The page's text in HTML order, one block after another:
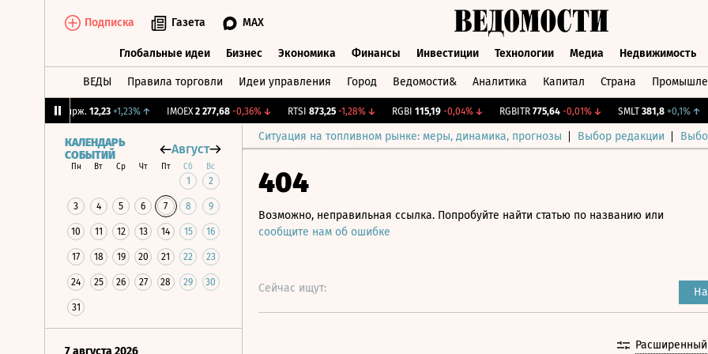
Подписка Газета MAX
Глобальные идеи Бизнес Экономика Финансы Инвестиции Технологии Медиа Недвижимость
ВЕДЫ Правила торговли Идеи управления Город Ведомости& Аналитика Капитал Страна
12,23 +1,23%↑ IMOEX 2 277,68 -0,36%↓ RTSI 873,25 -1,28%↓ RGBI 115,19 -0,04%↓ RGBITR 775,64 -0,01%↓ SMLT 381,8 +0,1%↑
Ситуация на топливном рынке: меры, динамика, прогнозы Выбор редакции
КАЛЕНДАРЬ
СОБЫТИЙ
Август
Пн Вт Ср Чт Пт Сб Вс
1 2
3 4 5 6 7 8 9
10 11 12 13 14 15 16
17 18 19 20 21 22 23
24 25 26 27 28 29 30
31
7 августа 2026
404
Возможно, неправильная ссылка. Попробуйте найти статью по названию или
сообщите нам об ошибке
Сейчас ищут: